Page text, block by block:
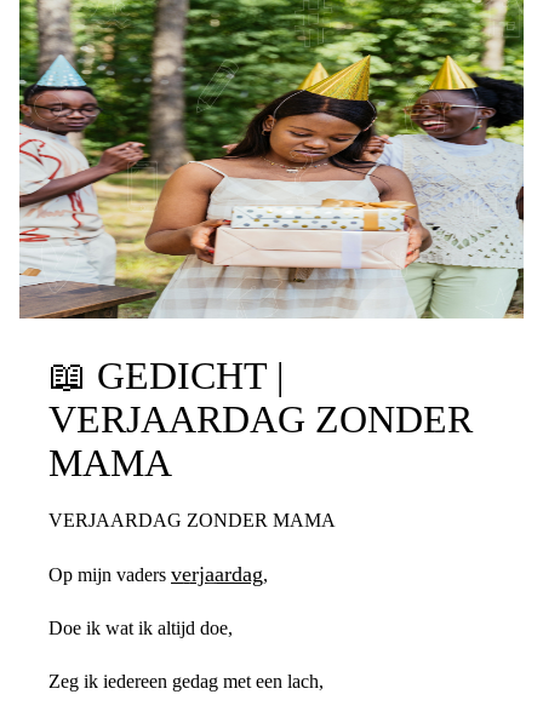
📖 GEDICHT |
VERJAARDAG ZONDER
MAMA
VERJAARDAG ZONDER MAMA
Op mijn vaders verjaardag,
Doe ik wat ik altijd doe,
Zeg ik iedereen gedag met een lach,